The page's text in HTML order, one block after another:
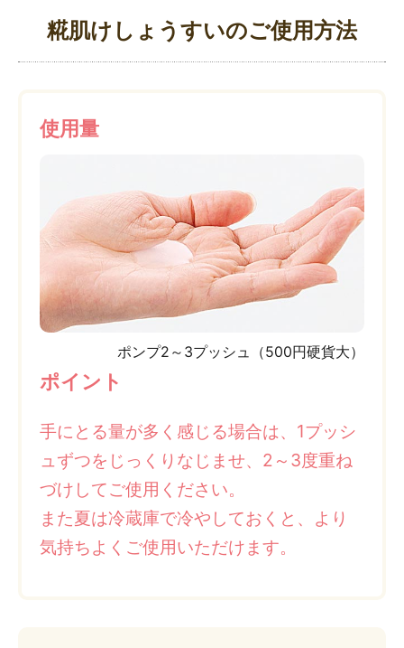
∟ 美容サプリメント
医薬品・目薬
ブランドから探す
キャンペーンから探す
ご利用ガイド
ご利用環境
糀肌けしょうすいのご使用方法
使用量
ポンプ2～3プッシュ（500円硬貨大）
ポイント
手にとる量が多く感じる場合は、1プッシ
ュずつをじっくりなじませ、2～3度重ね
づけしてご使用ください。
また夏は冷蔵庫で冷やしておくと、より
気持ちよくご使用いただけます。